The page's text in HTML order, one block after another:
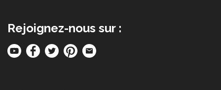
Rejoignez-nous sur :